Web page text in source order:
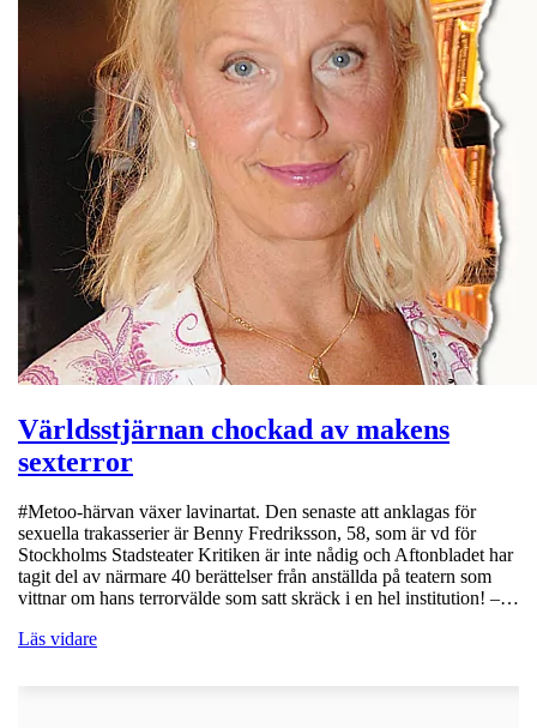
Världsstjärnan chockad av makens
sexterror
#Metoo-härvan växer lavinartat. Den senaste att anklagas för
sexuella trakasserier är Benny Fredriksson, 58, som är vd för
Stockholms Stadsteater Kritiken är inte nådig och Aftonbladet har
tagit del av närmare 40 berättelser från anställda på teatern som
vittnar om hans terrorvälde som satt skräck i en hel institution! –…
Läs vidare